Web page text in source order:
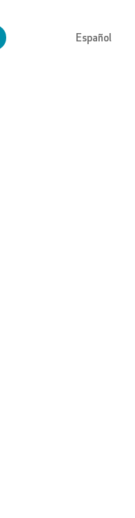
English
Español